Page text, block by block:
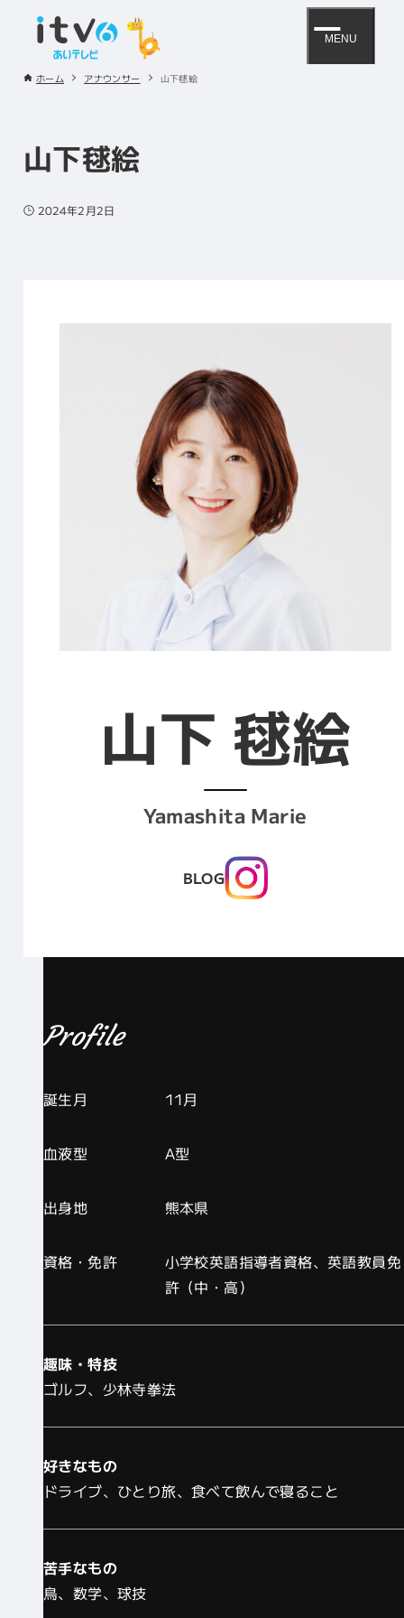
MENU
ホーム アナウンサー 山下毬絵
山下毬絵
2024年2月2日
山下 毬絵
Yamashita Marie
BLOG
Profile
誕生月 11月
血液型 A型
出身地 熊本県
資格・免許
小学校英語指導者資格、英語教員免
許（中・高）
趣味・特技
ゴルフ、少林寺拳法
好きなもの
ドライブ、ひとり旅、食べて飲んで寝ること
苦手なもの
鳥、数学、球技